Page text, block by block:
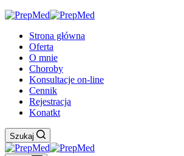
Strona główna
Oferta
O mnie
Choroby
Konsultacje on-line
Cennik
Rejestracja
Konatkt
Szukaj